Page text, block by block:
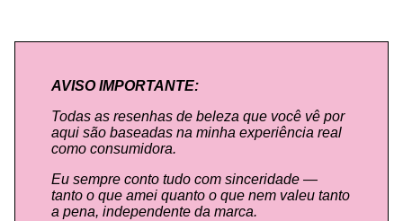
AVISO IMPORTANTE:
Todas as resenhas de beleza que você vê por
aqui são baseadas na minha experiência real
como consumidora.
Eu sempre conto tudo com sinceridade —
tanto o que amei quanto o que nem valeu tanto
a pena, independente da marca.